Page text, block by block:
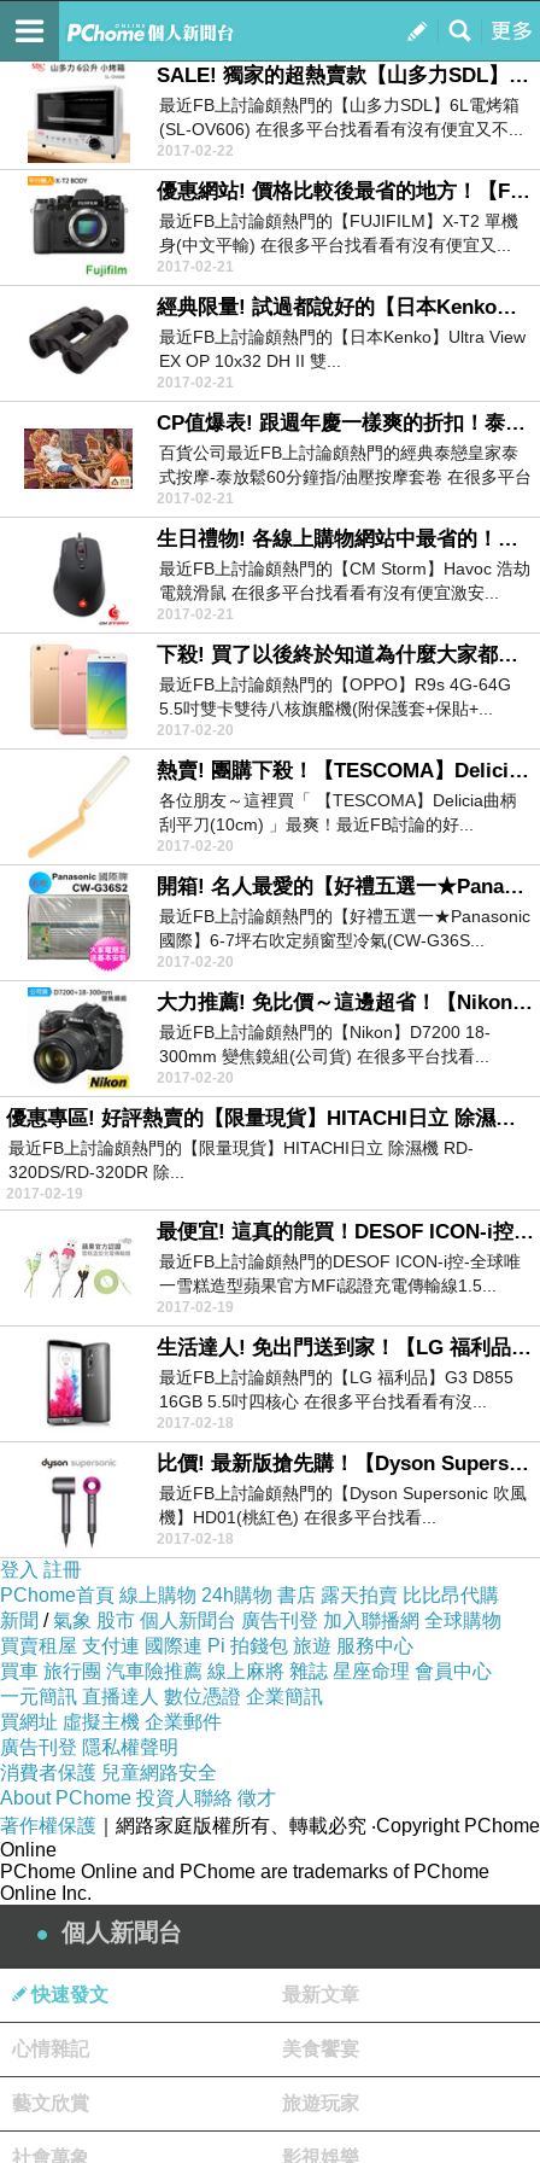
我的
訂閱
勸敗哥的購物心得
SALE! 獨家的超熱賣款【山多力SDL】6L電烤箱(SL-OV606)
最近FB上討論頗熱門的【山多力SDL】6L電烤箱
(SL-OV606) 在很多平台找看看有沒有便宜又不...
2017-02-22
優惠網站! 價格比較後最省的地方！【FUJIFILM】X-T2 單機身(中文平輸)
最近FB上討論頗熱門的【FUJIFILM】X-T2 單機
身(中文平輸) 在很多平台找看看有沒有便宜又...
2017-02-21
經典限量! 試過都說好的【日本Kenko】Ultra View EX OP 10x32 DH II 雙筒望遠鏡(公司貨)
最近FB上討論頗熱門的【日本Kenko】Ultra View
EX OP 10x32 DH II 雙...
2017-02-21
CP值爆表! 跟週年慶一樣爽的折扣！泰戀皇家泰式按摩-泰放鬆60分鐘指-油壓按摩套卷
百貨公司最近FB上討論頗熱門的經典泰戀皇家泰
式按摩-泰放鬆60分鐘指/油壓按摩套卷 在很多平台
找看看...
2017-02-21
生日禮物! 各線上購物網站中最省的！【CM Storm】Havoc 浩劫 電競滑鼠
最近FB上討論頗熱門的【CM Storm】Havoc 浩劫
電競滑鼠 在很多平台找看看有沒有便宜激安...
2017-02-21
下殺! 買了以後終於知道為什麼大家都說好！【OPPO】R9s 4G-64G 5.5吋雙卡雙待八核旗艦機(附保護套+保貼+送藍牙耳機+1萬行電)
最近FB上討論頗熱門的【OPPO】R9s 4G-64G
5.5吋雙卡雙待八核旗艦機(附保護套+保貼+...
2017-02-20
熱賣! 團購下殺！【TESCOMA】Delicia曲柄刮平刀(10cm)
各位朋友～這裡買「 【TESCOMA】Delicia曲柄
刮平刀(10cm) 」最爽！最近FB討論的好...
2017-02-20
開箱! 名人最愛的【好禮五選一★Panasonic國際】6-7坪右吹定頻窗型冷氣(CW-G36S2)
最近FB上討論頗熱門的【好禮五選一★Panasonic
國際】6-7坪右吹定頻窗型冷氣(CW-G36S...
2017-02-20
大力推薦! 免比價～這邊超省！【Nikon】D7200 18-300mm 變焦鏡組(公司貨)
最近FB上討論頗熱門的【Nikon】D7200 18-
300mm 變焦鏡組(公司貨) 在很多平台找看...
2017-02-20
優惠專區! 好評熱賣的【限量現貨】HITACHI日立 除濕機 RD-320DS-RD-320DR 除濕16 公升-日 rd-320
最近FB上討論頗熱門的【限量現貨】HITACHI日立 除濕機 RD-
320DS/RD-320DR 除...
2017-02-19
最便宜! 這真的能買！DESOF ICON-i控-全球唯一雪糕造型蘋果官方MFi認證充電傳輸線1.5米-
最近FB上討論頗熱門的DESOF ICON-i控-全球唯
一雪糕造型蘋果官方MFi認證充電傳輸線1.5...
2017-02-19
生活達人! 免出門送到家！【LG 福利品】G3 D855 16GB 5.5吋四核心
最近FB上討論頗熱門的【LG 福利品】G3 D855
16GB 5.5吋四核心 在很多平台找看看有沒...
2017-02-18
比價! 最新版搶先購！【Dyson Supersonic 吹風機】HD01(桃紅色)
最近FB上討論頗熱門的【Dyson Supersonic 吹風
機】HD01(桃紅色) 在很多平台找看...
2017-02-18
登入 註冊
PChome首頁 線上購物 24h購物 書店 露天拍賣 比比昂代購
新聞 /氣象 股市 個人新聞台 廣告刊登 加入聯播網 全球購物
買賣租屋 支付連 國際連 Pi 拍錢包 旅遊 服務中心
買車 旅行團 汽車險推薦 線上麻將 雜誌 星座命理 會員中心
一元簡訊 直播達人 數位憑證 企業簡訊
買網址 虛擬主機 企業郵件
廣告刊登 隱私權聲明
消費者保護 兒童網路安全
About PChome 投資人聯絡 徵才
著作權保護 ｜網路家庭版權所有、轉載必究 ‧Copyright PChome
Online
PChome Online and PChome are trademarks of PChome
Online Inc.
個人新聞台
快速發文 最新文章
心情雜記 美食饗宴
藝文欣賞 旅遊玩家
社會萬象 影視娛樂